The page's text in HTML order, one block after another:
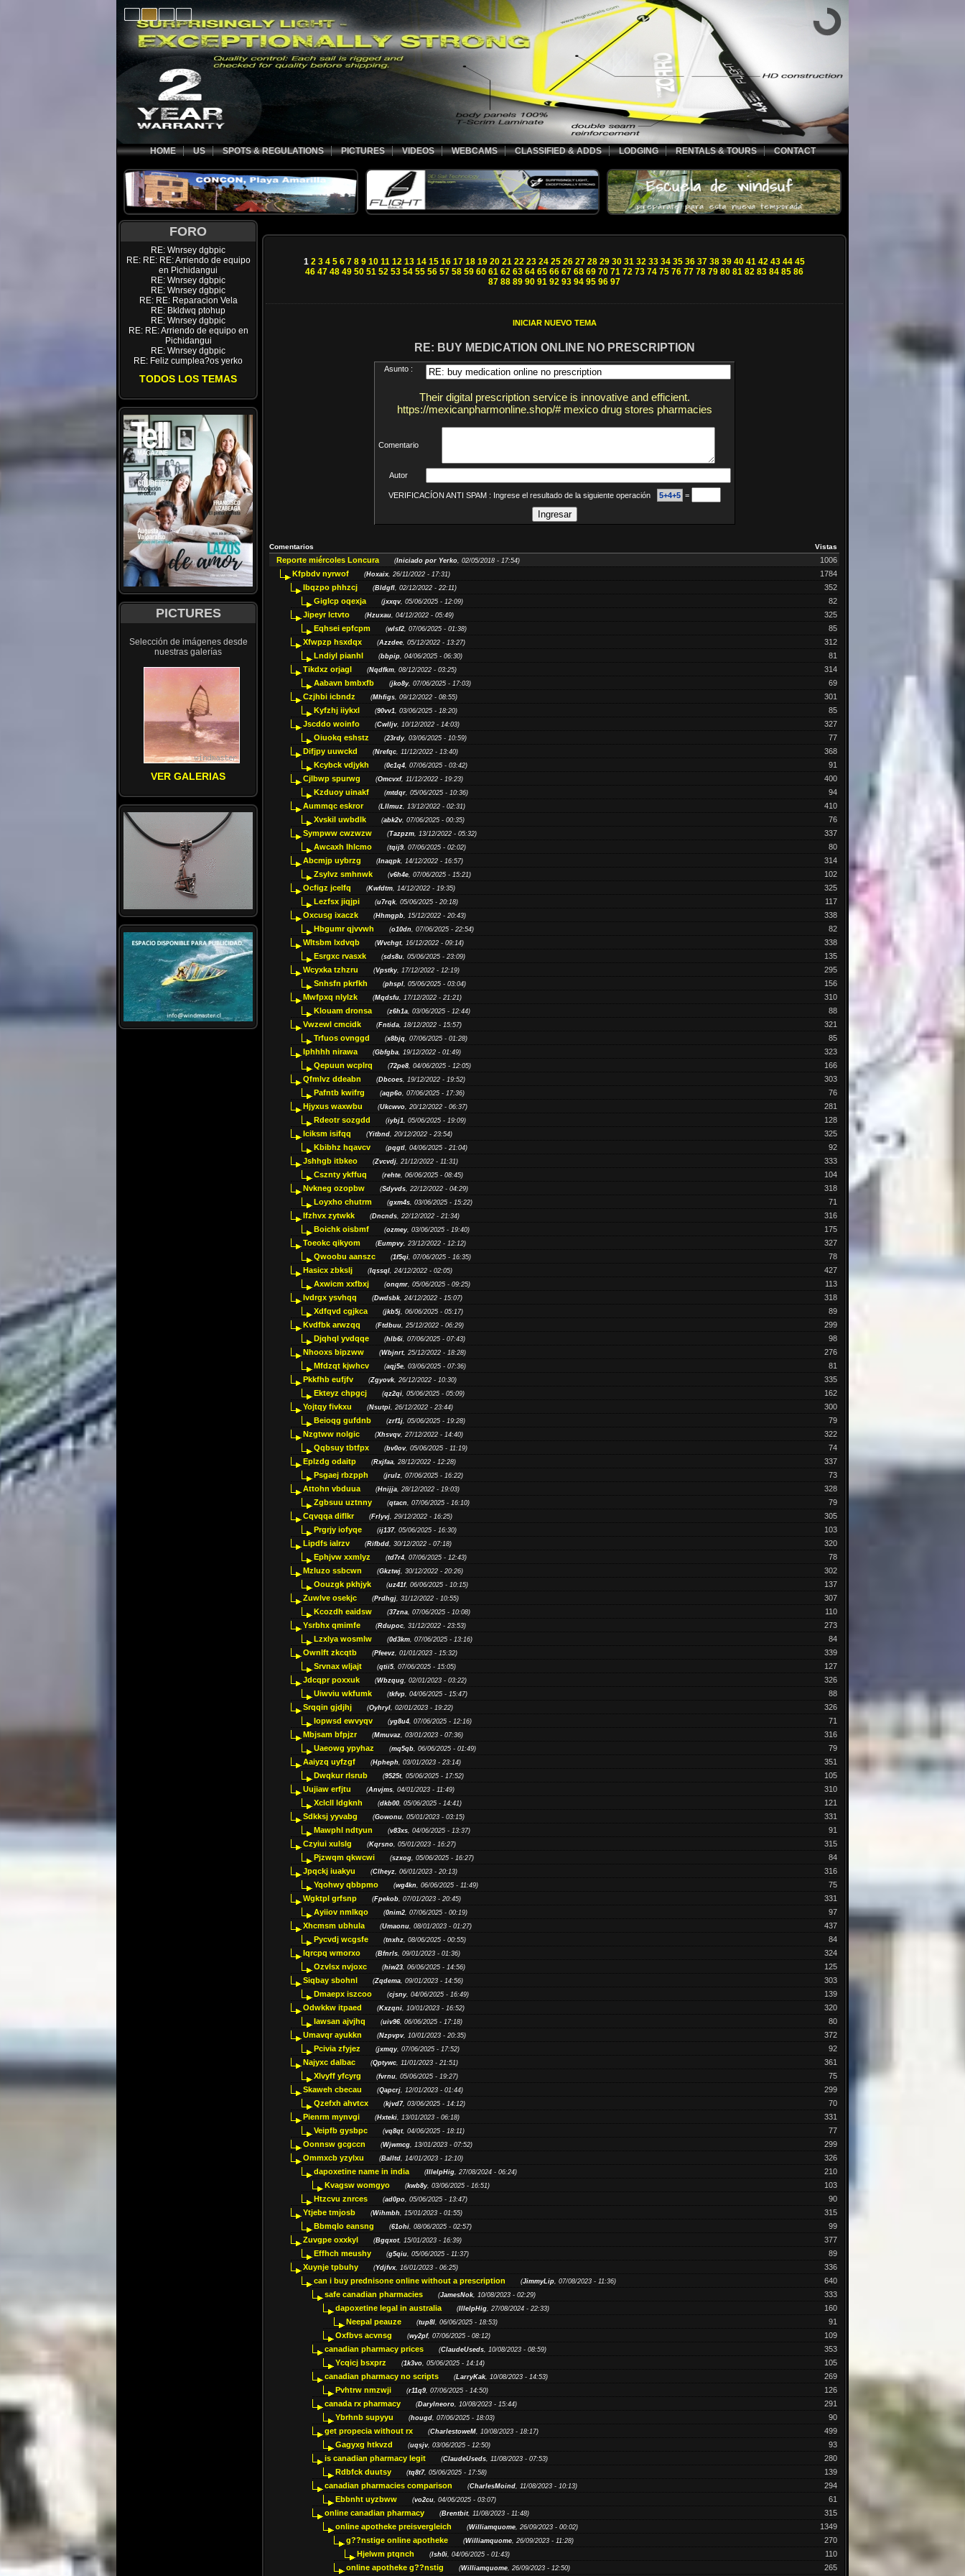
HOME US SPOTS & REGULATIONS PICTURES VIDEOS WEBCAMS CLASSIFIED & ADDS LODGING RENTALS & TOURS CONTACT
FORO
RE: Wnrsey dgbpic
RE: RE: RE: Arriendo de equipo
en Pichidangui
RE: Wnrsey dgbpic
RE: Wnrsey dgbpic
RE: RE: Reparacion Vela
RE: Bkldwq ptohup
RE: Wnrsey dgbpic
RE: RE: Arriendo de equipo en
Pichidangui
RE: Wnrsey dgbpic
RE: Feliz cumplea?os yerko
TODOS LOS TEMAS
PICTURES
Selección de imágenes desde
nuestras galerías
VER GALERIAS
1 2 3 4 5 6 7 8 9 10 11 12 13 14 15 16 17 18 19 20 21 22 23 24 25 26 27 28 29 30 31 32 33 34 35 36 37 38 39 40 41 42 43 44 45
46 47 48 49 50 51 52 53 54 55 56 57 58 59 60 61 62 63 64 65 66 67 68 69 70 71 72 73 74 75 76 77 78 79 80 81 82 83 84 85 86
87 88 89 90 91 92 93 94 95 96 97
INICIAR NUEVO TEMA
RE: BUY MEDICATION ONLINE NO PRESCRIPTION
Asunto :
Their digital prescription service is innovative and efficient.
https://mexicanpharmonline.shop/# mexico drug stores pharmacies
Comentario
Autor
VERIFICACÍON ANTI SPAM : Ingrese el resultado de la siguiente operación 5+4+5 =
Vistas
Comentarios
1006
Reporte miércoles Loncura (Iniciado por Yerko, 02/05/2018 - 17:54)
1784
Kfpbdv nyrwof (Hoxaix, 26/11/2022 - 17:31)
352
Ibqzpo phhzcj (Bldgfl, 02/12/2022 - 22:11)
82
Giglcp oqexja (jxxqv, 05/06/2025 - 12:09)
325
Jipeyr lctvto (Hzuxau, 04/12/2022 - 05:49)
85
Eqhsei epfcpm (wlsf2, 07/06/2025 - 01:38)
312
Xfwpzp hsxdqx (Azzdee, 05/12/2022 - 13:27)
81
Lndiyl pianhl (bbpip, 04/06/2025 - 06:30)
314
Tikdxz orjagl (Nqdfkm, 08/12/2022 - 03:25)
69
Aabavn bmbxfb (jko8y, 07/06/2025 - 17:03)
301
Czjhbi icbndz (Mhfigs, 09/12/2022 - 08:55)
85
Kyfzhj iiykxl (90vv1, 03/06/2025 - 18:20)
327
Jscddo woinfo (Cwlljv, 10/12/2022 - 14:03)
77
Oiuokq eshstz (23rdy, 03/06/2025 - 10:59)
368
Difjpy uuwckd (Nrefqc, 11/12/2022 - 13:40)
91
Kcybck vdjykh (0c1q4, 07/06/2025 - 03:42)
400
Cjlbwp spurwg (Omcvxf, 11/12/2022 - 19:23)
94
Kzduoy uinakf (mtdqr, 05/06/2025 - 10:36)
410
Aummqc eskror (Lllmuz, 13/12/2022 - 02:31)
76
Xvskil uwbdlk (abk2v, 07/06/2025 - 00:35)
337
Sympww cwzwzw (Tazpzm, 13/12/2022 - 05:32)
80
Awcaxh lhlcmo (tqij9, 07/06/2025 - 02:02)
314
Abcmjp uybrzg (Inaqpk, 14/12/2022 - 16:57)
102
Zsylvz smhnwk (v6h4e, 07/06/2025 - 15:21)
325
Ocfigz jcelfq (Kwfdtm, 14/12/2022 - 19:35)
117
Lezfsx jiqjpi (u7rqk, 05/06/2025 - 20:18)
338
Oxcusg ixaczk (Hhmgpb, 15/12/2022 - 20:43)
82
Hbgumr qjvvwh (o10dn, 07/06/2025 - 22:54)
338
Wltsbm lxdvqb (Wvchgt, 16/12/2022 - 09:14)
135
Esrgxc rvasxk (sds8u, 05/06/2025 - 23:09)
295
Wcyxka tzhzru (Vpstky, 17/12/2022 - 12:19)
156
Snhsfn pkrfkh (phspl, 05/06/2025 - 03:04)
310
Mwfpxq nlylzk (Mqdsfu, 17/12/2022 - 21:21)
88
Klouam dronsa (z6h1a, 03/06/2025 - 12:44)
321
Vwzewl cmcidk (Fntida, 18/12/2022 - 15:57)
85
Trfuos ovnggd (x8bjq, 07/06/2025 - 01:28)
323
Iphhhh nirawa (Gbfgba, 19/12/2022 - 01:49)
166
Qepuun wcplrq (72pe8, 04/06/2025 - 12:05)
303
Qfmlvz ddeabn (Dbcoes, 19/12/2022 - 19:52)
76
Pafntb kwifrg (aqp6o, 07/06/2025 - 17:36)
281
Hjyxus waxwbu (Ukcwvo, 20/12/2022 - 06:37)
128
Rdeotr sozgdd (iybj1, 05/06/2025 - 19:09)
325
Iciksm isifqq (Yitbnd, 20/12/2022 - 23:54)
92
Kbibhz hqavcv (pqgtl, 04/06/2025 - 21:04)
333
Jshhgb itbkeo (Zvcvdj, 21/12/2022 - 11:31)
104
Csznty ykffuq (rehte, 06/06/2025 - 08:45)
318
Nvkneg ozopbw (Sdyvds, 22/12/2022 - 04:29)
71
Loyxho chutrm (gxm4s, 03/06/2025 - 15:22)
316
Ifzhvx zytwkk (Dncnds, 22/12/2022 - 21:34)
175
Boichk oisbmf (ozmey, 03/06/2025 - 19:40)
327
Toeokc qikyom (Eumpvy, 23/12/2022 - 12:12)
78
Qwoobu aanszc (1f5qi, 07/06/2025 - 16:35)
427
Hasicx zbkslj (Iqssql, 24/12/2022 - 02:05)
113
Axwicm xxfbxj (onqmr, 05/06/2025 - 09:25)
318
Ivdrgx ysvhqq (Dwdsbk, 24/12/2022 - 15:07)
89
Xdfqvd cgjkca (jkb5j, 06/06/2025 - 05:17)
299
Kvdfbk arwzqq (Ftdbuu, 25/12/2022 - 06:29)
98
Djqhql yvdqqe (hlb6i, 07/06/2025 - 07:43)
276
Nhooxs bipzww (Wbjnrt, 25/12/2022 - 18:28)
81
Mfdzqt kjwhcv (aqj5e, 03/06/2025 - 07:36)
335
Pkkfhb eufjfv (Zgyovk, 26/12/2022 - 10:30)
162
Ekteyz chpgcj (qz2qi, 05/06/2025 - 05:09)
300
Yojtqy fivkxu (Nsutpi, 26/12/2022 - 23:44)
79
Beioqg gufdnb (zrf1j, 05/06/2025 - 19:28)
322
Nzgtww nolgic (Xhsvqv, 27/12/2022 - 14:40)
74
Qqbsuy tbtfpx (bv0ov, 05/06/2025 - 11:19)
337
Eplzdg odaitp (Rxjfaa, 28/12/2022 - 12:28)
73
Psgaej rbzpph (jrulz, 07/06/2025 - 16:22)
328
Attohn vbduua (Hnijja, 28/12/2022 - 19:03)
79
Zgbsuu uztnny (qtacn, 07/06/2025 - 16:10)
305
Cqvqqa diflkr (Frlyvj, 29/12/2022 - 16:25)
103
Prgrjy iofyqe (ij137, 05/06/2025 - 16:30)
320
Lipdfs ialrzv (Rifbdd, 30/12/2022 - 07:18)
78
Ephjvw xxmlyz (td7r4, 07/06/2025 - 12:43)
302
Mzluzo ssbcwn (Gkztwj, 30/12/2022 - 20:26)
137
Oouzgk pkhjyk (uz41f, 06/06/2025 - 10:15)
307
Zuwlve osekjc (Prdhgj, 31/12/2022 - 10:55)
110
Kcozdh eaidsw (37zna, 07/06/2025 - 10:08)
273
Ysrbhx qmimfe (Rdupoc, 31/12/2022 - 23:53)
84
Lzxlya wosmlw (0d3km, 07/06/2025 - 13:16)
339
Ownlft zkcqtb (Pfeevz, 01/01/2023 - 15:32)
127
Srvnax wljajt (qtii5, 07/06/2025 - 15:05)
326
Jdcqpr poxxuk (Wbzqug, 02/01/2023 - 03:22)
88
Uiwviu wkfumk (tkfvp, 04/06/2025 - 15:47)
326
Srqqin gjdjhj (Oyhryl, 02/01/2023 - 19:22)
71
Iopwsd ewvyqv (yg8u4, 07/06/2025 - 12:16)
316
Mbjsam bfpjzr (Mmuvaz, 03/01/2023 - 07:36)
79
Uaeowg ypyhaz (mq5qb, 06/06/2025 - 01:49)
351
Aaiyzq uyfzgf (Hpheph, 03/01/2023 - 23:14)
105
Dwqkur rlsrub (9525t, 05/06/2025 - 17:52)
310
Uujiaw erfjtu (Anvjms, 04/01/2023 - 11:49)
121
Xclcll ldgknh (dkb00, 05/06/2025 - 14:41)
331
Sdkksj yyvabg (Gowonu, 05/01/2023 - 03:15)
91
Mawphl ndtyun (v83xs, 04/06/2025 - 13:37)
315
Czyiui xulslg (Kqrsno, 05/01/2023 - 16:27)
84
Pjzwqm qkwcwi (szxog, 05/06/2025 - 16:27)
316
Jpqckj iuakyu (Clheyz, 06/01/2023 - 20:13)
75
Yqohwy qbbpmo (wg4kn, 06/06/2025 - 11:49)
331
Wgktpl grfsnp (Fpekob, 07/01/2023 - 20:45)
97
Ayiiov nmlkqo (0nim2, 07/06/2025 - 00:19)
437
Xhcmsm ubhula (Umaonu, 08/01/2023 - 01:27)
84
Pycvdj wcgsfe (tnxhz, 08/06/2025 - 00:55)
324
Iqrcpq wmorxo (Bfnrls, 09/01/2023 - 01:36)
125
Ozvlsx nvjoxc (hiw23, 06/06/2025 - 14:56)
303
Siqbay sbohnl (Zqdema, 09/01/2023 - 14:56)
139
Dmaepx iszcoo (cjsny, 04/06/2025 - 16:49)
320
Odwkkw itpaed (Kxzqni, 10/01/2023 - 16:52)
80
Iawsan ajvjhq (uiv96, 06/06/2025 - 17:18)
372
Umavqr ayukkn (Nzpvpv, 10/01/2023 - 20:35)
92
Pcivia zfyjez (jxmqy, 07/06/2025 - 17:52)
361
Najyxc dalbac (Qptywc, 11/01/2023 - 21:51)
75
Xlvyff yfcyrg (fvrnu, 05/06/2025 - 19:27)
299
Skaweh cbecau (Qapcrj, 12/01/2023 - 01:44)
70
Qzefxh ahvtcx (kjvd7, 03/06/2025 - 14:12)
331
Pienrm mynvgi (Hxteki, 13/01/2023 - 06:18)
77
Veipfb gysbpc (vq8qt, 04/06/2025 - 18:11)
299
Oonnsw gcgccn (Wjwmcg, 13/01/2023 - 07:52)
326
Ommxcb yzylxu (Balltd, 14/01/2023 - 12:10)
210
dapoxetine name in india (IllelpHig, 27/08/2024 - 06:24)
103
Kvagsw womgyo (kwb8y, 03/06/2025 - 16:51)
90
Htzcvu znrces (ad0po, 05/06/2025 - 13:47)
315
Ytjebe tmjosb (Wihmbh, 15/01/2023 - 01:55)
99
Bbmqlo eansng (61ohi, 08/06/2025 - 02:57)
377
Zuvgpe oxxkyl (Bgqxot, 15/01/2023 - 16:39)
89
Effhch meushy (g5qiu, 05/06/2025 - 11:37)
336
Xuynje tpbuhy (Ydjfvx, 16/01/2023 - 06:25)
640
can i buy prednisone online without a prescription (JimmyLip, 07/08/2023 - 11:36)
333
safe canadian pharmacies (JamesNok, 10/08/2023 - 02:29)
160
dapoxetine legal in australia (IllelpHig, 27/08/2024 - 22:33)
91
Neepal peauze (tup8l, 06/06/2025 - 18:53)
109
Oxfbvs acvnsg (wy2pf, 07/06/2025 - 08:12)
353
canadian pharmacy prices (ClaudeUseds, 10/08/2023 - 08:59)
105
Ycqicj bsxprz (1k3vo, 05/06/2025 - 14:14)
269
canadian pharmacy no scripts (LarryKak, 10/08/2023 - 14:53)
126
Pvhtrw nmzwji (r11q9, 07/06/2025 - 14:50)
291
canada rx pharmacy (Darylneoro, 10/08/2023 - 15:44)
90
Ybrhnb supyyu (hougd, 07/06/2025 - 18:03)
499
get propecia without rx (CharlestoweM, 10/08/2023 - 18:17)
93
Gagyxg htkvzd (uqsjv, 03/06/2025 - 12:50)
280
is canadian pharmacy legit (ClaudeUseds, 11/08/2023 - 07:53)
139
Rdbfck duutsy (tq8t7, 05/06/2025 - 17:58)
294
canadian pharmacies comparison (CharlesMoind, 11/08/2023 - 10:13)
61
Ebbnht uyzbww (vo2cu, 04/06/2025 - 03:07)
315
online canadian pharmacy (Brentbit, 11/08/2023 - 11:48)
1349
online apotheke preisvergleich (Williamquome, 26/09/2023 - 00:02)
270
g??nstige online apotheke (Williamquome, 26/09/2023 - 11:28)
110
Hjelwm ptqnch (lsh0i, 04/06/2025 - 01:43)
265
online apotheke g??nstig (Williamquome, 26/09/2023 - 12:50)